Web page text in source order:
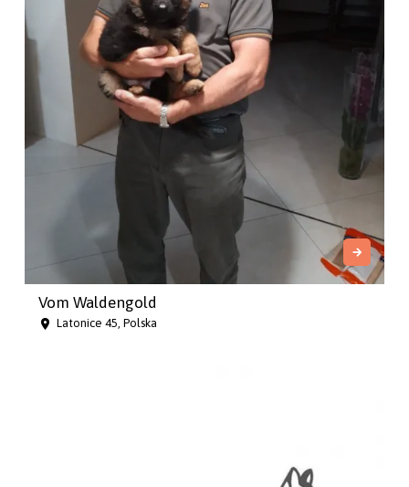
Vom Waldengold
Latonice 45, Polska